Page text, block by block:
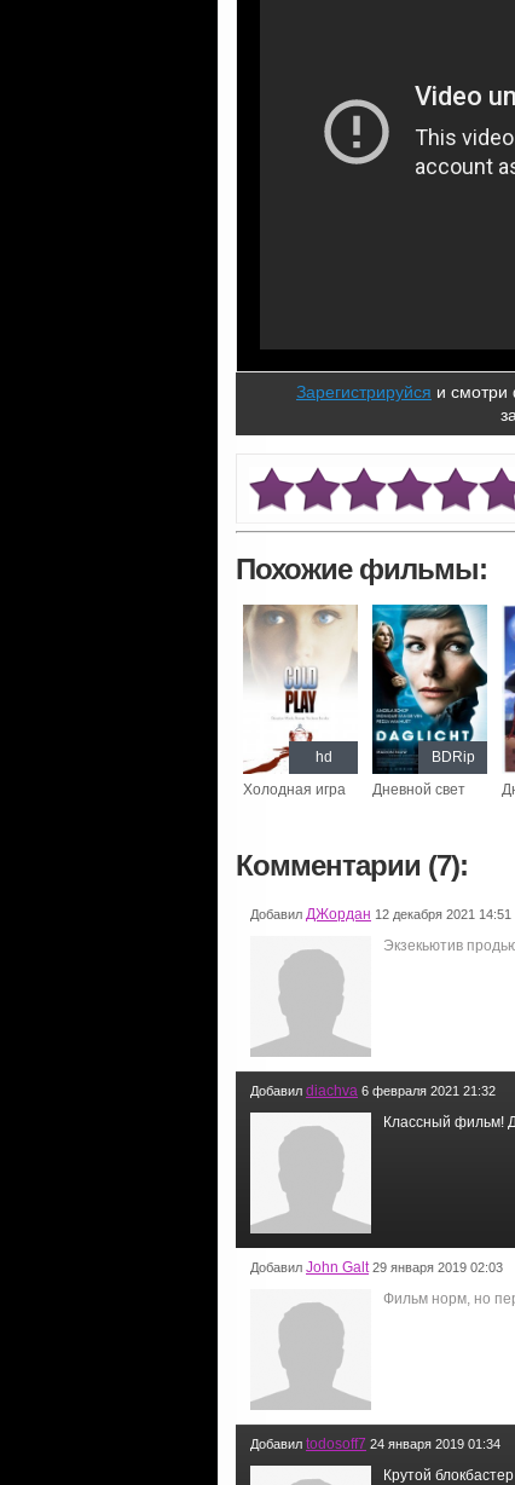
Зарегистрируйся и смотри
Похожие фильмы:
Холодная игра
hd
Дневной свет
BDRip
Комментарии (7):
Добавил ДЖордан 12 декабря 2021 14:51
Экзекьютив
Добавил diachva 6 февраля 2021 21:32
Классный фильм!
Добавил John Galt 29 января 2019 02:03
Фильм норм, но
Добавил todosoff7 24 января 2019 01:34
Крутой